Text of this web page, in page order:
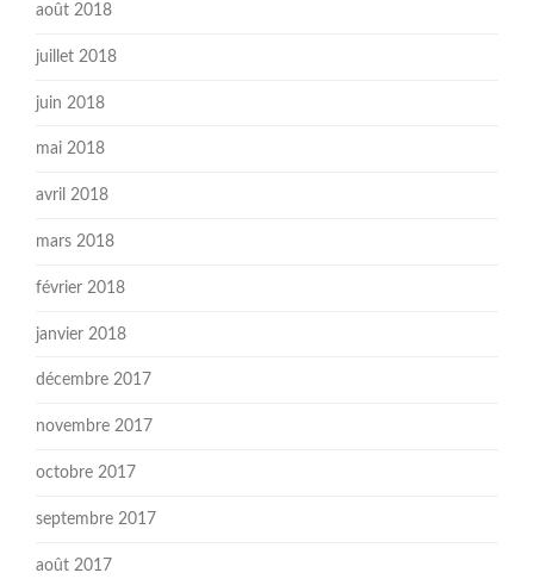
août 2018
juillet 2018
juin 2018
mai 2018
avril 2018
mars 2018
février 2018
janvier 2018
décembre 2017
novembre 2017
octobre 2017
septembre 2017
août 2017